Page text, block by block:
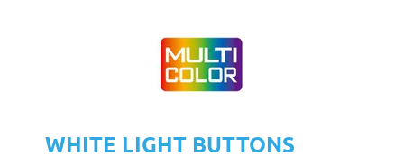
WHITE LIGHT BUTTONS